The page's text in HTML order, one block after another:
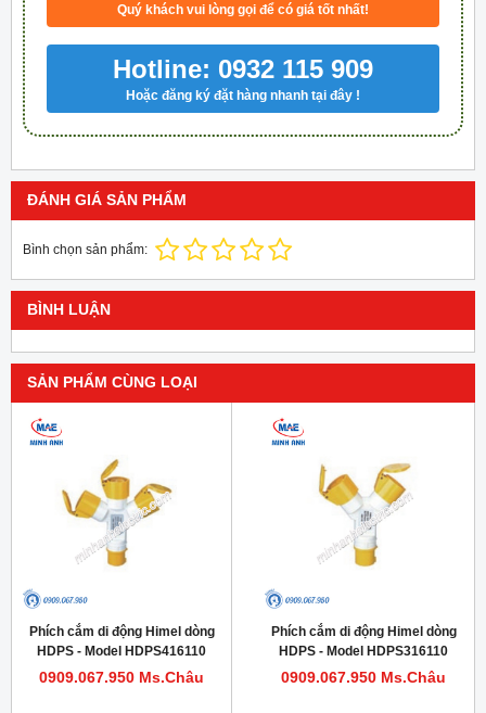
Quý khách vui lòng gọi để có giá tốt nhất!
Hotline: 0932 115 909
Hoặc đăng ký đặt hàng nhanh tại đây !
ĐÁNH GIÁ SẢN PHẨM
Bình chọn sản phẩm:
BÌNH LUẬN
SẢN PHẨM CÙNG LOẠI
Phích cắm di động Himel dòng
HDPS - Model HDPS416110
0909.067.950 Ms.Châu
Phích cắm di động Himel dòng
HDPS - Model HDPS316110
0909.067.950 Ms.Châu